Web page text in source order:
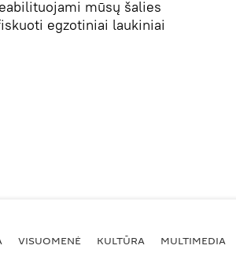
mūsų šalies
egzotiniai laukiniai
VISUOMENĖ KULTŪRA MULTIMEDIA